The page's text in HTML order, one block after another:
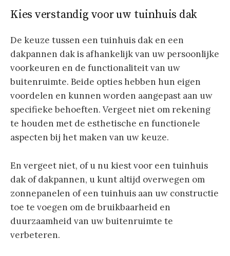
Kies verstandig voor uw tuinhuis dak
De keuze tussen een tuinhuis dak en een
dakpannen dak is afhankelijk van uw persoonlijke
voorkeuren en de functionaliteit van uw
buitenruimte. Beide opties hebben hun eigen
voordelen en kunnen worden aangepast aan uw
specifieke behoeften. Vergeet niet om rekening
te houden met de esthetische en functionele
aspecten bij het maken van uw keuze.
En vergeet niet, of u nu kiest voor een tuinhuis
dak of dakpannen, u kunt altijd overwegen om
zonnepanelen of een tuinhuis aan uw constructie
toe te voegen om de bruikbaarheid en
duurzaamheid van uw buitenruimte te
verbeteren.